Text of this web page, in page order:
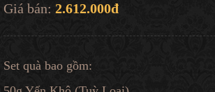
Giá bán: 2.612.000đ
Set quà bao gồm: